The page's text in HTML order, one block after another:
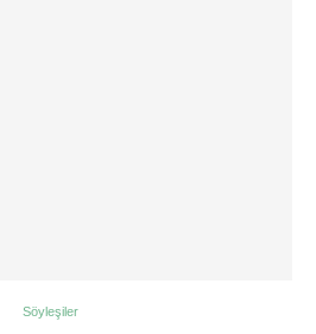
Söyleşiler